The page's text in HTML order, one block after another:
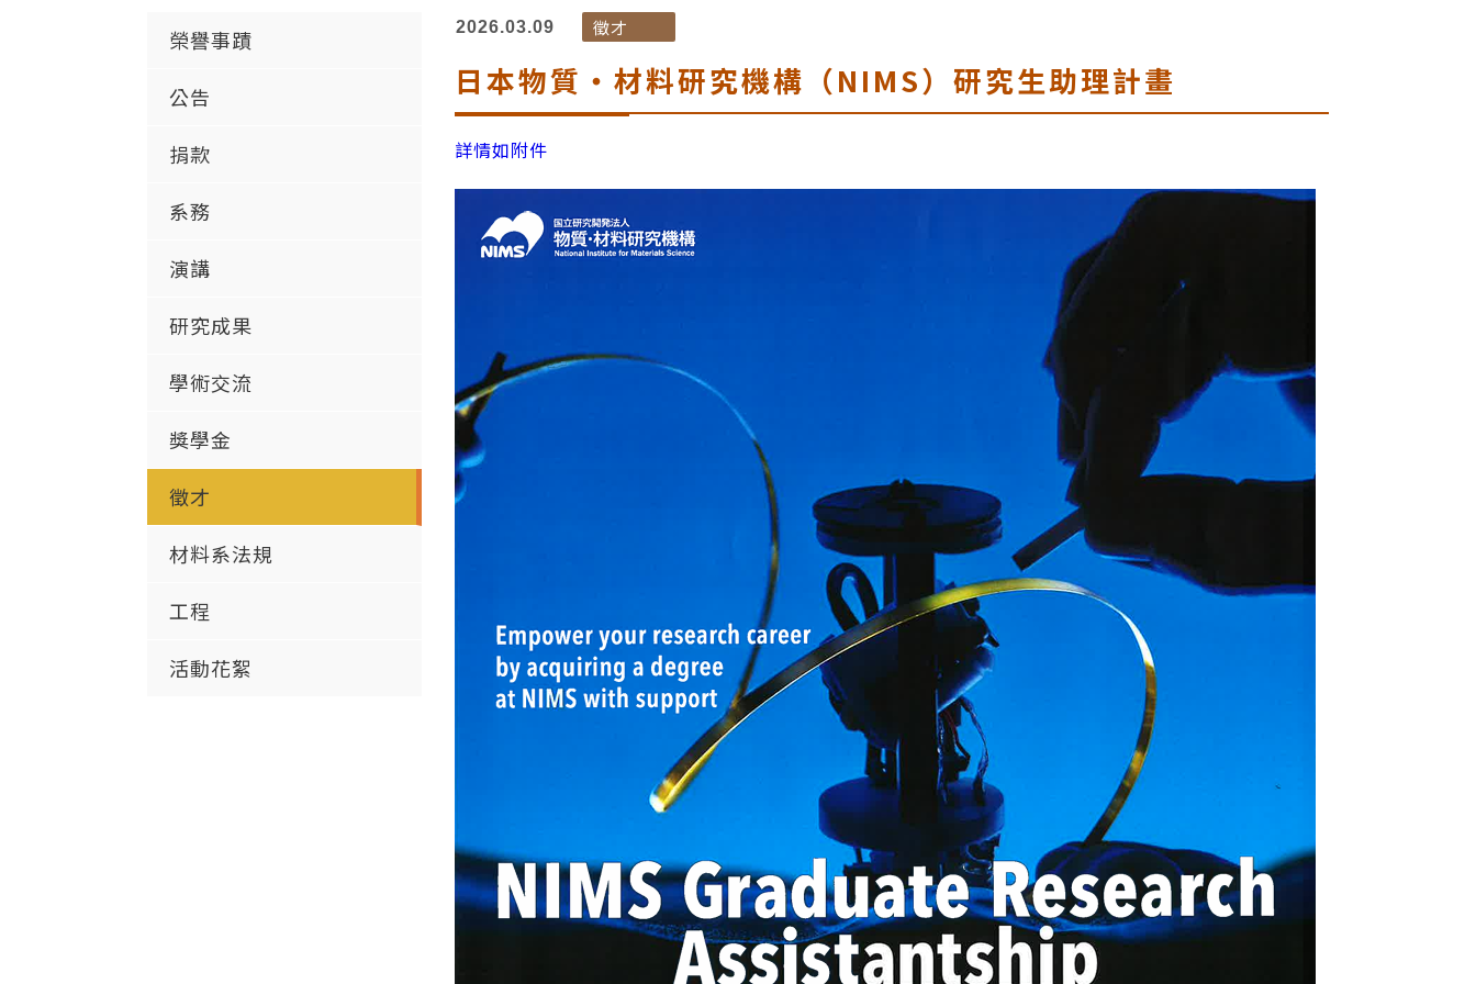
榮譽事蹟
公告
捐款
系務
演講
研究成果
學術交流
獎學金
徵才
材料系法規
工程
活動花絮
2026.03.09 徵才
日本物質・材料研究機構（NIMS）研究生助理計畫
詳情如附件